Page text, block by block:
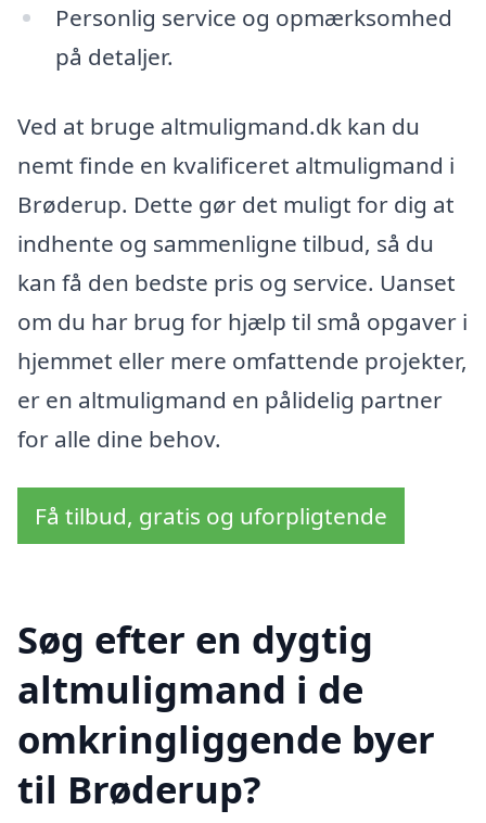
Personlig service og opmærksomhed
på detaljer.
Ved at bruge altmuligmand.dk kan du
nemt finde en kvalificeret altmuligmand i
Brøderup. Dette gør det muligt for dig at
indhente og sammenligne tilbud, så du
kan få den bedste pris og service. Uanset
om du har brug for hjælp til små opgaver i
hjemmet eller mere omfattende projekter,
er en altmuligmand en pålidelig partner
for alle dine behov.
Få tilbud, gratis og uforpligtende
Søg efter en dygtig
altmuligmand i de
omkringliggende byer
til Brøderup?